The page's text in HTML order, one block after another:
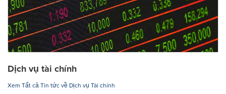
Dịch vụ tài chính
Xem Tất cả Tin tức về Dịch vụ Tài chính